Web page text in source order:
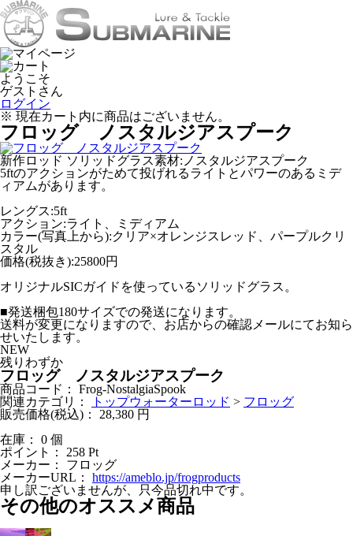
ようこそ
ゲストさん
ログイン
※ 現在カート内に商品はございません。
フロッグ ノスタルジアスプーク
新作ロッド ソリッドグラス素材:ノスタルジアスプーク
5ftのアクションがためて投げれるライトとパワーのあるミデ
ィアムがあります。
レングス:5ft
アクション:ライト、ミディアム
カラー(写真上から):クリア×オレンジスレッド、パープルクリ
スタル
価格(税抜き):25800円
オリジナルSICガイドを使っているソリッドグラス。
■発送梱包180サイズでの発送になります。
送料が変更になりますので、お店からの確認メールにてお知ら
せいたします。
NEW
残りわずか
フロッグ ノスタルジアスプーク
商品コード：
Frog-NostalgiaSpook
関連カテゴリ：
トップウォーターロッド > フロッグ
販売価格(税込)：
28,380 円
在庫： 0 個
ポイント：
258 Pt
メーカー：
フロッグ
メーカーURL：
https://ameblo.jp/frogproducts
申し訳ございませんが、只今品切れ中です。
その他のオススメ商品